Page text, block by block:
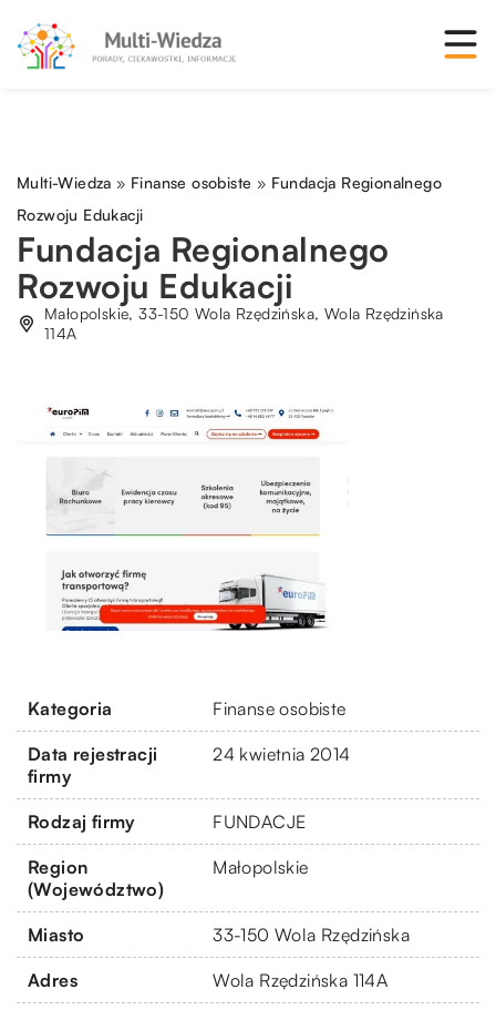
Multi-Wiedza » Finanse osobiste » Fundacja Regionalnego
Rozwoju Edukacji
Fundacja Regionalnego
Rozwoju Edukacji
Małopolskie, 33-150 Wola Rzędzińska, Wola Rzędzińska
114A
Kategoria Finanse osobiste
Data rejestracji
firmy
24 kwietnia 2014
Rodzaj firmy FUNDACJE
Region
(Województwo)
Małopolskie
Miasto 33-150 Wola Rzędzińska
Adres Wola Rzędzińska 114A